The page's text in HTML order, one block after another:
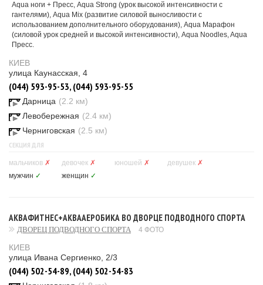
Aqua ноги + Пресс, Aqua Strong (урок высокой интенсивности с
гантелями), Aqua Mix (развитие силовой выносливости с
использованием дополнительного оборудования), Aqua Марафон
(силовой урок средней и высокой интенсивности), Aqua Noodles, Aqua
Пресс.
КИЕВ
улица Каунасская, 4
(044) 593-95-53, (044) 593-95-55
Дарница (2.2 км)
Левобережная (2.4 км)
Черниговская (2.5 км)
СЕКЦИЯ ДЛЯ
мальчиков ✗ девочек ✗ юношей ✗ девушек ✗
мужчин ✓ женщин ✓
АКВАФИТНЕС+АКВААЕРОБИКА ВО ДВОРЦЕ ПОДВОДНОГО СПОРТА
ДВОРЕЦ ПОДВОДНОГО СПОРТА 4 ФОТО
КИЕВ
улица Ивана Сергиенко, 2/3
(044) 502-54-89, (044) 502-54-83